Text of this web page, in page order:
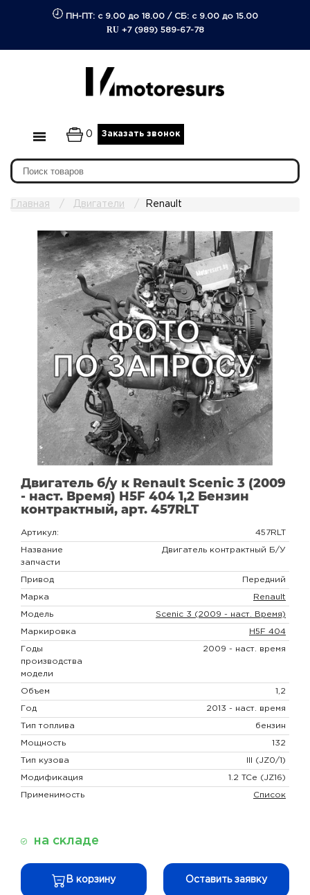
ПН-ПТ: с 9.00 до 18.00/ СБ: с 9.00 до 15.00
RU +7 (989) 589-67-78
0 Заказать звонок
Главная Двигатели Renault
Двигатель б/у к Renault Scenic 3 (2009
- наст. Время) H5F 404 1,2 Бензин
контрактный, арт. 457RLT
Артикул: 457RLT
Название
запчасти
Двигатель контрактный Б/У
Привод Передний
Марка Renault
Модель Scenic 3 (2009 - наст. Время)
Маркировка H5F 404
Годы
производства
модели
2009 - наст. время
Объем 1,2
Год 2013 - наст. время
Тип топлива бензин
Мощность 132
Тип кузова III (JZ0/1)
Модификация 1.2 TCe (JZ16)
Применимость Список
на складе
В корзину Оставить заявку